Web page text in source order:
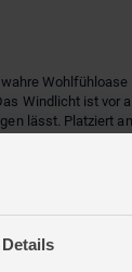
Details
Windlicht ist
lässt. Platziert
sich das